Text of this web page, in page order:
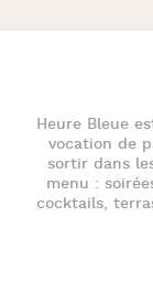
Heure Bleue
vocation de
sortir dans
menu :
cocktails,